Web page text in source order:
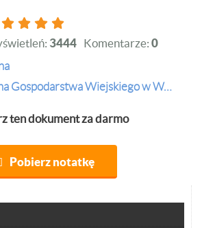
3444 Komentarze: 0
Szkoła Główna Gospodarstwa Wiejskiego w Warszawie
ten dokument za darmo
Pobierz notatkę